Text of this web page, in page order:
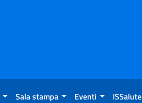
Sala stampa Eventi ISSalute